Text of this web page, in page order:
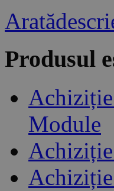
Produsul
Module